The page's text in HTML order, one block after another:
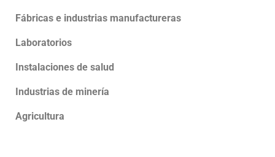
Fábricas e industrias manufactureras
Laboratorios
Instalaciones de salud
Industrias de minería
Agricultura